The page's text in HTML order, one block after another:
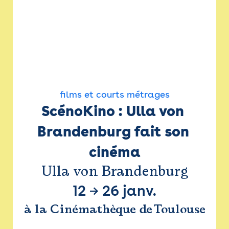
films et courts métrages
ScénoKino : Ulla von
Brandenburg fait son
cinéma
Ulla von Brandenburg
12 → 26 janv.
à la Cinémathèque de Toulouse